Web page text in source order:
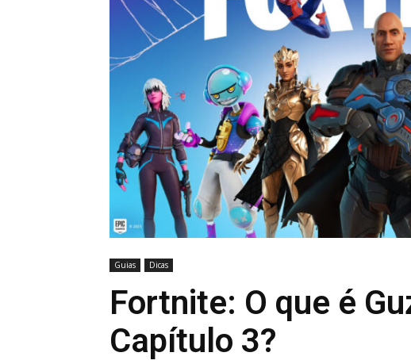
Guias Dicas
Fortnite: O que é
Capítulo 3?